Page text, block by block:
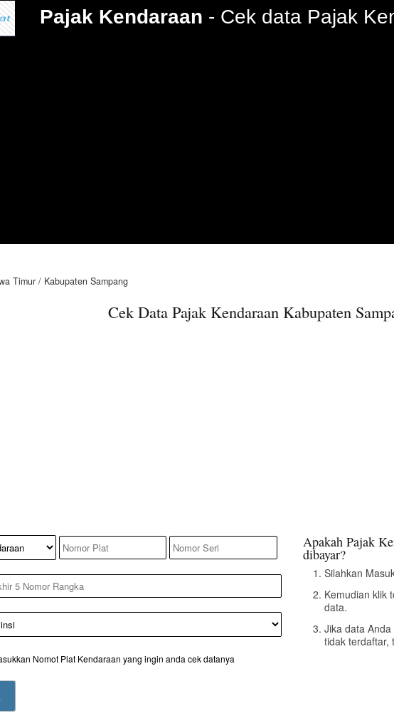
Pajak Kendaraan Cek data Pajak
Timur Kabupaten Sampang
Cek Data Pajak Kendaraan Kabupaten
Nomot Plat Kendaraan yang ingin anda cek datanya
Apakah Pajak
dibayar?
Silahkan
Kemudian klik
data.
Jika data
tidak terdaftar,